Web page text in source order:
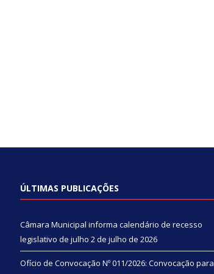
ÚLTIMAS PUBLICAÇÕES
Câmara Municipal informa calendário de recesso
legislativo de julho 2 de julho de 2026
Ofício de Convocação Nº 011/2026: Convocação para